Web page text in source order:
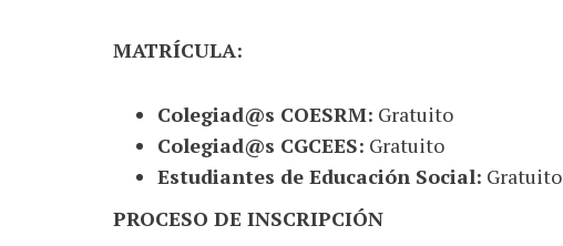
MATRÍCULA:
Colegiad@s COESRM: Gratuito
Colegiad@s CGCEES: Gratuito
Estudiantes de Educación Social: Gratuito
PROCESO DE INSCRIPCIÓN